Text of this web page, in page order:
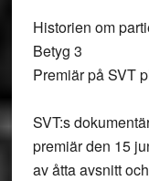
Historien om
Betyg 3
Premiär på SVT
SVT:s
premiär den 15
av åtta avsnitt